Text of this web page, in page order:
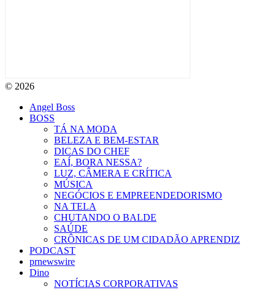
© 2026
Angel Boss
BOSS
TÁ NA MODA
BELEZA E BEM-ESTAR
DICAS DO CHEF
EAÍ, BORA NESSA?
LUZ, CÂMERA E CRÍTICA
MÚSICA
NEGÓCIOS E EMPREENDEDORISMO
NA TELA
CHUTANDO O BALDE
SAÚDE
CRÔNICAS DE UM CIDADÃO APRENDIZ
PODCAST
prnewswire
Dino
NOTÍCIAS CORPORATIVAS